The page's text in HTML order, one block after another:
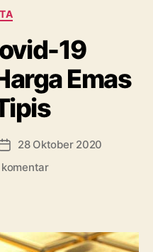
19
Emas
Tanggal
28 Oktober 2020
pada
Harga